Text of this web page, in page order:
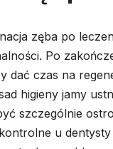
zęba po
Po
dać czas na
higieny jamy
szczególnie
u